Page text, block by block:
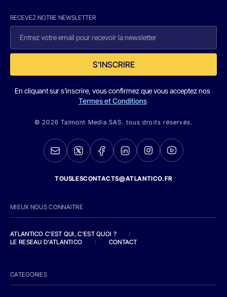
RECEVEZ NOTRE NEWSLETTER
S'INSCRIRE
En cliquant sur s'inscrire, vous confirmez que vous acceptez nos
Termes et Conditions
© 2026 Talmont Media SAS. tous droits réservés.
TOUSLESCONTACTS@ATLANTICO.FR
MIEUX NOUS CONNAITRE
ATLANTICO C'EST QUI, C'EST QUOI ?
/
LE RESEAU D'ATLANTICO
/ CONTACT
CATEGORIES